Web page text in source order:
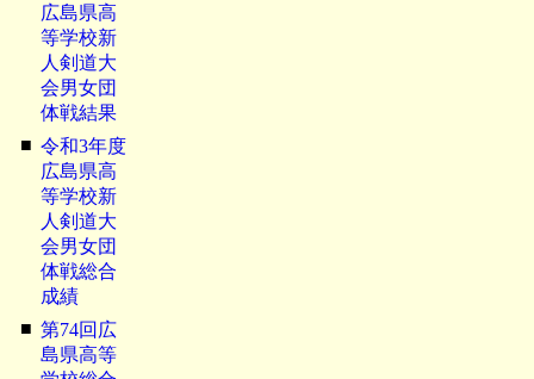
広島県高
等学校新
人剣道大
会男女団
体戦結果
■ 令和3年度
広島県高
等学校新
人剣道大
会男女団
体戦総合
成績
■ 第74回広
島県高等